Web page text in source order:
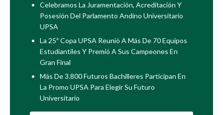
Celebramos La Juramentación, Acreditación Y
Posesión Del Parlamento Andino Universitario
UPSA
La 25ª Copa UPSA Reunió A Más De 70 Equipos
Estudiantiles Y Premió A Sus Campeones En
Gran Final
Más De 3.800 Futuros Bachilleres Participan En
La Promo UPSA Para Elegir Su Futuro
Universitario